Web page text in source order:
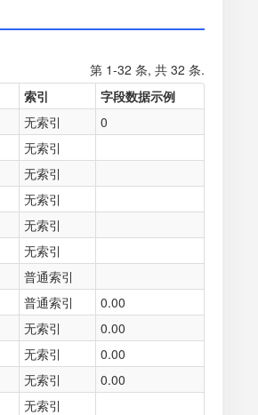
第 1-32 条, 共 32 条.
索引
字段数据示例
无索引
0
无索引
无索引
无索引
无索引
无索引
普通索引
普通索引
0.00
无索引
0.00
无索引
0.00
无索引
0.00
无索引